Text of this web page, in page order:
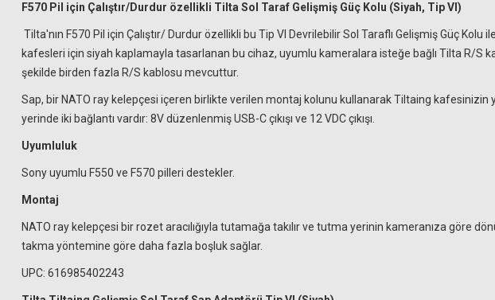
F570 Pil için Çalıştır/Durdur özellikli Tilta Sol Taraf Gelişmiş Güç Kolu (Siyah, Tip VI)
Tilta'nın F570 Pil için Çalıştır/ Durdur özellikli bu Tip VI Devrilebilir Sol Taraflı Gelişmiş Güç
kafesleri için siyah kaplamayla tasarlanan bu cihaz, uyumlu kameralara isteğe bağlı Tilta R/S
şekilde birden fazla R/S kablosu mevcuttur.
Sap, bir NATO ray kelepçesi içeren birlikte verilen montaj kolunu kullanarak Tiltaing kafesinizin
yerinde iki bağlantı vardır: 8V düzenlenmiş USB-C çıkışı ve 12 VDC çıkışı.
Uyumluluk
Sony uyumlu F550 ve F570 pilleri destekler.
Montaj
NATO ray kelepçesi bir rozet aracılığıyla tutamağa takılır ve tutma yerinin kameranıza göre
takma yöntemine göre daha fazla boşluk sağlar.
UPC: 616985402243